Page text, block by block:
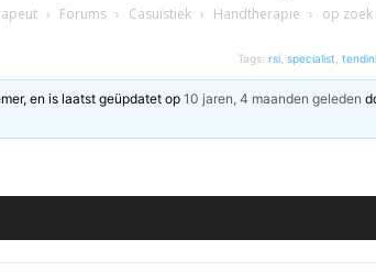
› Forums › Casuïstiek › Handtherapie › op
Tags: rsi specialist
en is laatst geüpdatet op10 jaren, 4 maanden geleden